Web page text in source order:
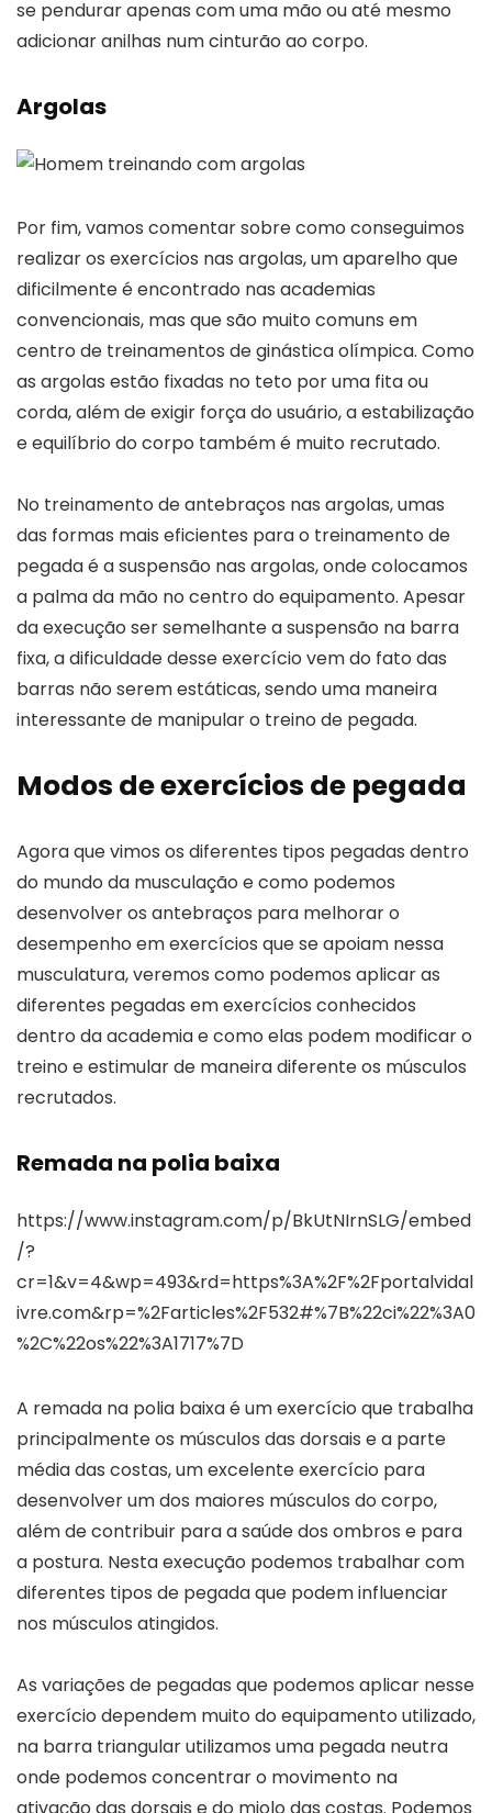
se pendurar apenas com uma mão ou até mesmo
adicionar anilhas num cinturão ao corpo.
Argolas
Por fim, vamos comentar sobre como conseguimos
realizar os exercícios nas argolas, um aparelho que
dificilmente é encontrado nas academias
convencionais, mas que são muito comuns em
centro de treinamentos de ginástica olímpica. Como
as argolas estão fixadas no teto por uma fita ou
corda, além de exigir força do usuário, a estabilização
e equilíbrio do corpo também é muito recrutado.
No treinamento de antebraços nas argolas, umas
das formas mais eficientes para o treinamento de
pegada é a suspensão nas argolas, onde colocamos
a palma da mão no centro do equipamento. Apesar
da execução ser semelhante a suspensão na barra
fixa, a dificuldade desse exercício vem do fato das
barras não serem estáticas, sendo uma maneira
interessante de manipular o treino de pegada.
Modos de exercícios de pegada
Agora que vimos os diferentes tipos pegadas dentro
do mundo da musculação e como podemos
desenvolver os antebraços para melhorar o
desempenho em exercícios que se apoiam nessa
musculatura, veremos como podemos aplicar as
diferentes pegadas em exercícios conhecidos
dentro da academia e como elas podem modificar o
treino e estimular de maneira diferente os músculos
recrutados.
Remada na polia baixa
https://www.instagram.com/p/BkUtNIrnSLG/embed
/?
cr=1&v=4&wp=493&rd=https%3A%2F%2Fportalvidal
ivre.com&rp=%2Farticles%2F532#%7B%22ci%22%3A0
%2C%22os%22%3A1717%7D
A remada na polia baixa é um exercício que trabalha
principalmente os músculos das dorsais e a parte
média das costas, um excelente exercício para
desenvolver um dos maiores músculos do corpo,
além de contribuir para a saúde dos ombros e para
a postura. Nesta execução podemos trabalhar com
diferentes tipos de pegada que podem influenciar
nos músculos atingidos.
As variações de pegadas que podemos aplicar nesse
exercício dependem muito do equipamento utilizado,
na barra triangular utilizamos uma pegada neutra
onde podemos concentrar o movimento na